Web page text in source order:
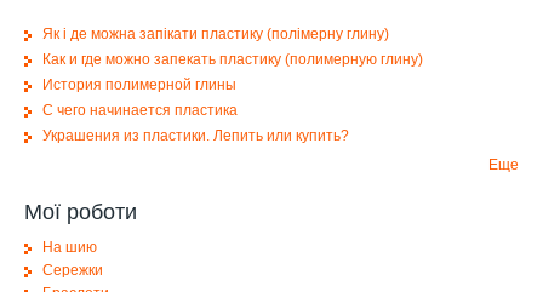
Як і де можна запікати пластику (полімерну глину)
Как и где можно запекать пластику (полимерную глину)
История полимерной глины
С чего начинается пластика
Украшения из пластики. Лепить или купить?
Еще
Мої роботи
На шию
Сережки